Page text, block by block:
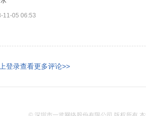
11-05 06:53
登录查看更多评论>>